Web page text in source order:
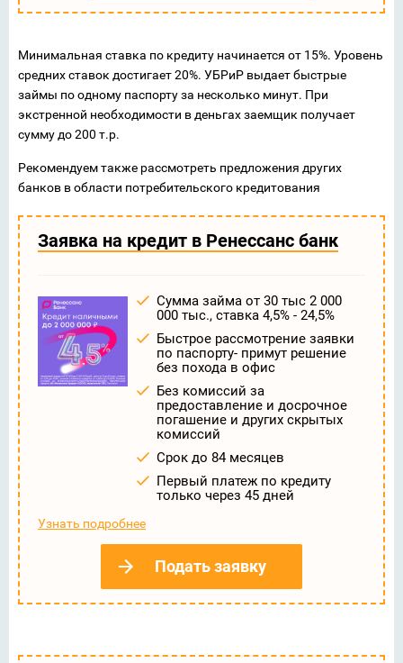
Минимальная ставка по кредиту начинается от 15%. Уровень
средних ставок достигает 20%. УБРиР выдает быстрые
займы по одному паспорту за несколько минут. При
экстренной необходимости в деньгах заемщик получает
сумму до 200 т.р.
Рекомендуем также рассмотреть предложения других
банков в области потребительского кредитования
Заявка на кредит в Ренессанс банк
Сумма займа от 30 тыс 2 000
000 тыс., ставка 4,5% - 24,5%
Быстрое рассмотрение заявки
по паспорту- примут решение
без похода в офис
Без комиссий за
предоставление и досрочное
погашение и других скрытых
комиссий
Срок до 84 месяцев
Первый платеж по кредиту
только через 45 дней
Узнать подробнее
Подать заявку